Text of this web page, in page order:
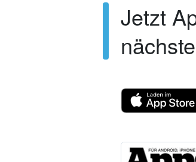
Jetzt